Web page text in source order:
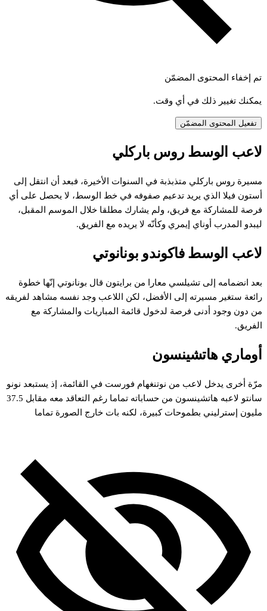
تم إخفاء المحتوى المضمّن
يمكنك تغيير ذلك في أي وقت.
تفعيل المحتوى المضمّن
لاعب الوسط روس باركلي
مسيرة روس باركلي متذبذبة في السنوات الأخيرة، فبعد أن انتقل إلى
أستون فيلا الذي يريد تدعيم صفوفه في خط الوسط، لا يحصل على أي
فرصة للمشاركة مع فريق، ولم يشارك مطلقا خلال الموسم المقبل،
ليبدو المدرب أوناي إيمري وكأنّه لا يريده مع الفريق.
لاعب الوسط فاكوندو بونانوتي
بعد انضمامه إلى تشيلسي معارا من برايتون قال بونانوتي إنّها خطوة
رائعة ستغير مسيرته إلى الأفضل، لكن اللاعب وجد نفسه مشاهد لفريقه
من دون وجود أدنى فرصة لدخول قائمة المباريات والمشاركة مع
الفريق.
أوماري هاتشينسون
مرّة أخرى يدخل لاعب من نوتنغهام فورست في القائمة، إذ يستبعد نونو
سانتو لاعبه هاتشينسون من حساباته تماما رغم التعاقد معه مقابل 37.5
مليون إسترليني بطموحات كبيرة، لكنه بات خارج الصورة تماما